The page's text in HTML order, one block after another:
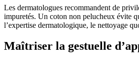
Les dermatologues recommandent de
impuretés. Un coton non pelucheux évite
l’expertise dermatologique, le nettoyage
Maîtriser la gestuelle